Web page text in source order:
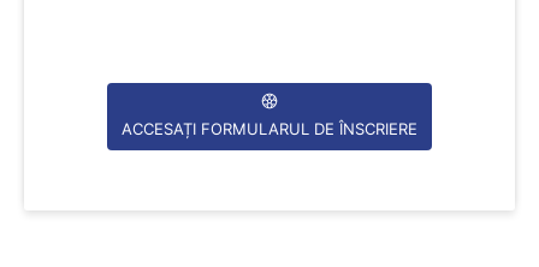
ACCESAȚI FORMULARUL DE ÎNSCRIERE